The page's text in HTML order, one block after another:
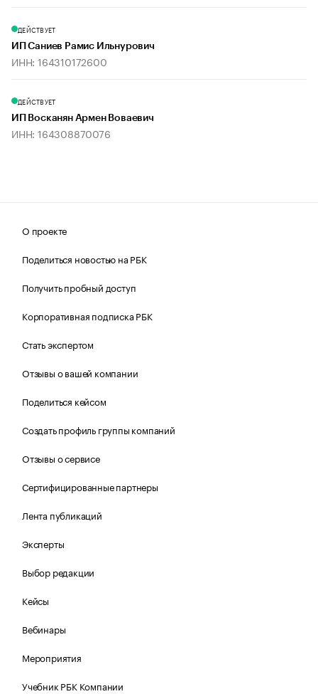
ДЕЙСТВУЕТ
ИП Саниев Рамис Ильнурович
ИНН: 164310172600
ДЕЙСТВУЕТ
ИП Восканян Армен Воваевич
ИНН: 164308870076
О проекте
Поделиться новостью на РБК
Получить пробный доступ
Корпоративная подписка РБК
Стать экспертом
Отзывы о вашей компании
Поделиться кейсом
Создать профиль группы компаний
Отзывы о сервисе
Сертифицированные партнеры
Лента публикаций
Эксперты
Выбор редакции
Кейсы
Вебинары
Мероприятия
Учебник РБК Компании